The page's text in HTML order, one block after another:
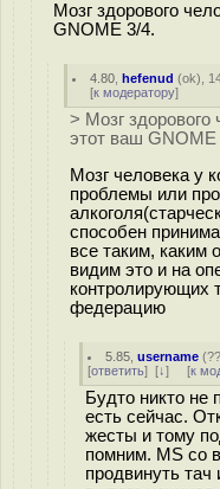
Мозг здорового
GNOME 3/4.
4.80 ,hefenud (ok),
[к модератору]
> Мозг
этот ваш GNOME
Мозг человека у
проблемы или
способен
все таким, каким
видим это и на
контролирующих
федерацию
5.85 ,username (
[ответить] [↓] [к
Будто никто не
есть сейчас.
жесты и тому
помним. MS со
продвинуть тач